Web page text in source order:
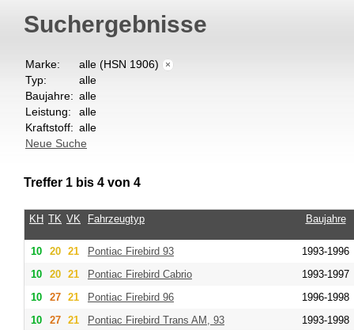
Suchergebnisse
Marke: alle (HSN 1906) ×
Typ:
alle
Baujahre: alle
Leistung:
alle
Kraftstoff: alle
Neue Suche
Treffer 1 bis 4 von 4
KH TK VK Fahrzeugtyp Baujahre
10 20 21 Pontiac Firebird 93
1993-1996
10
20 21 Pontiac Firebird Cabrio
1993-1997
10
27 21 Pontiac Firebird 96
1996-1998
10
27 21 Pontiac Firebird Trans AM, 93 1993-1998